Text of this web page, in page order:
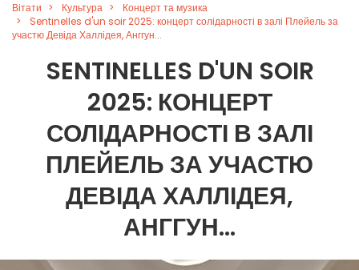
Вітати Культура
Концерт та музика
Sentinelles d'un soir 2025: концерт солідарності в залі Плейель за
участю Девіда Халлідея, Анггун...
SENTINELLES D'UN SOIR
2025: КОНЦЕРТ
СОЛІДАРНОСТІ В ЗАЛІ
ПЛЕЙЕЛЬ ЗА УЧАСТЮ
ДЕВІДА ХАЛЛІДЕЯ,
АНГГУН...